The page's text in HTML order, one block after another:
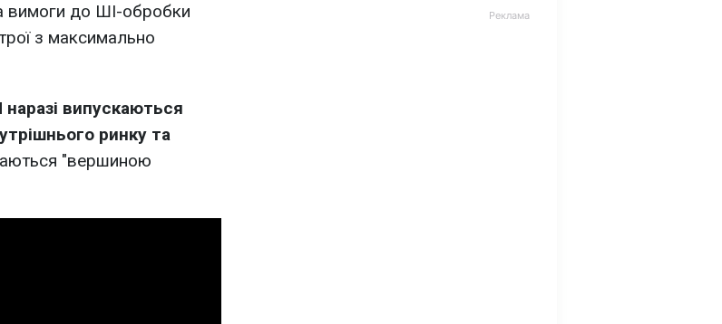
вимоги до ШІ-обробки
з максимально
випускаються
ринку та
"вершиною